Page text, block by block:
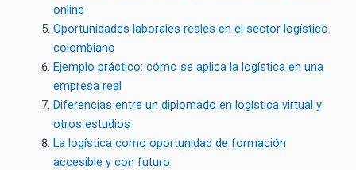
online
Oportunidades laborales reales en el sector logístico
colombiano
Ejemplo práctico: cómo se aplica la logística en una
empresa real
Diferencias entre un diplomado en logística virtual y
otros estudios
La logística como oportunidad de formación
accesible y con futuro